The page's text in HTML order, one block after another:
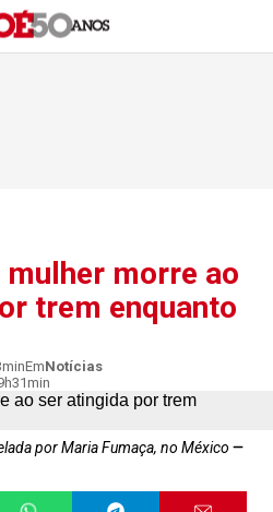
morre ao
trem enquanto
EmNotícias
por Maria Fumaça, no México